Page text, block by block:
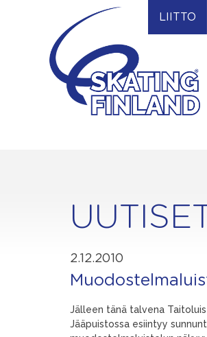
LIITTO
UUTISET
2.12.2010
Jälleen tänä talvena
Jääpuistossa esiintyy